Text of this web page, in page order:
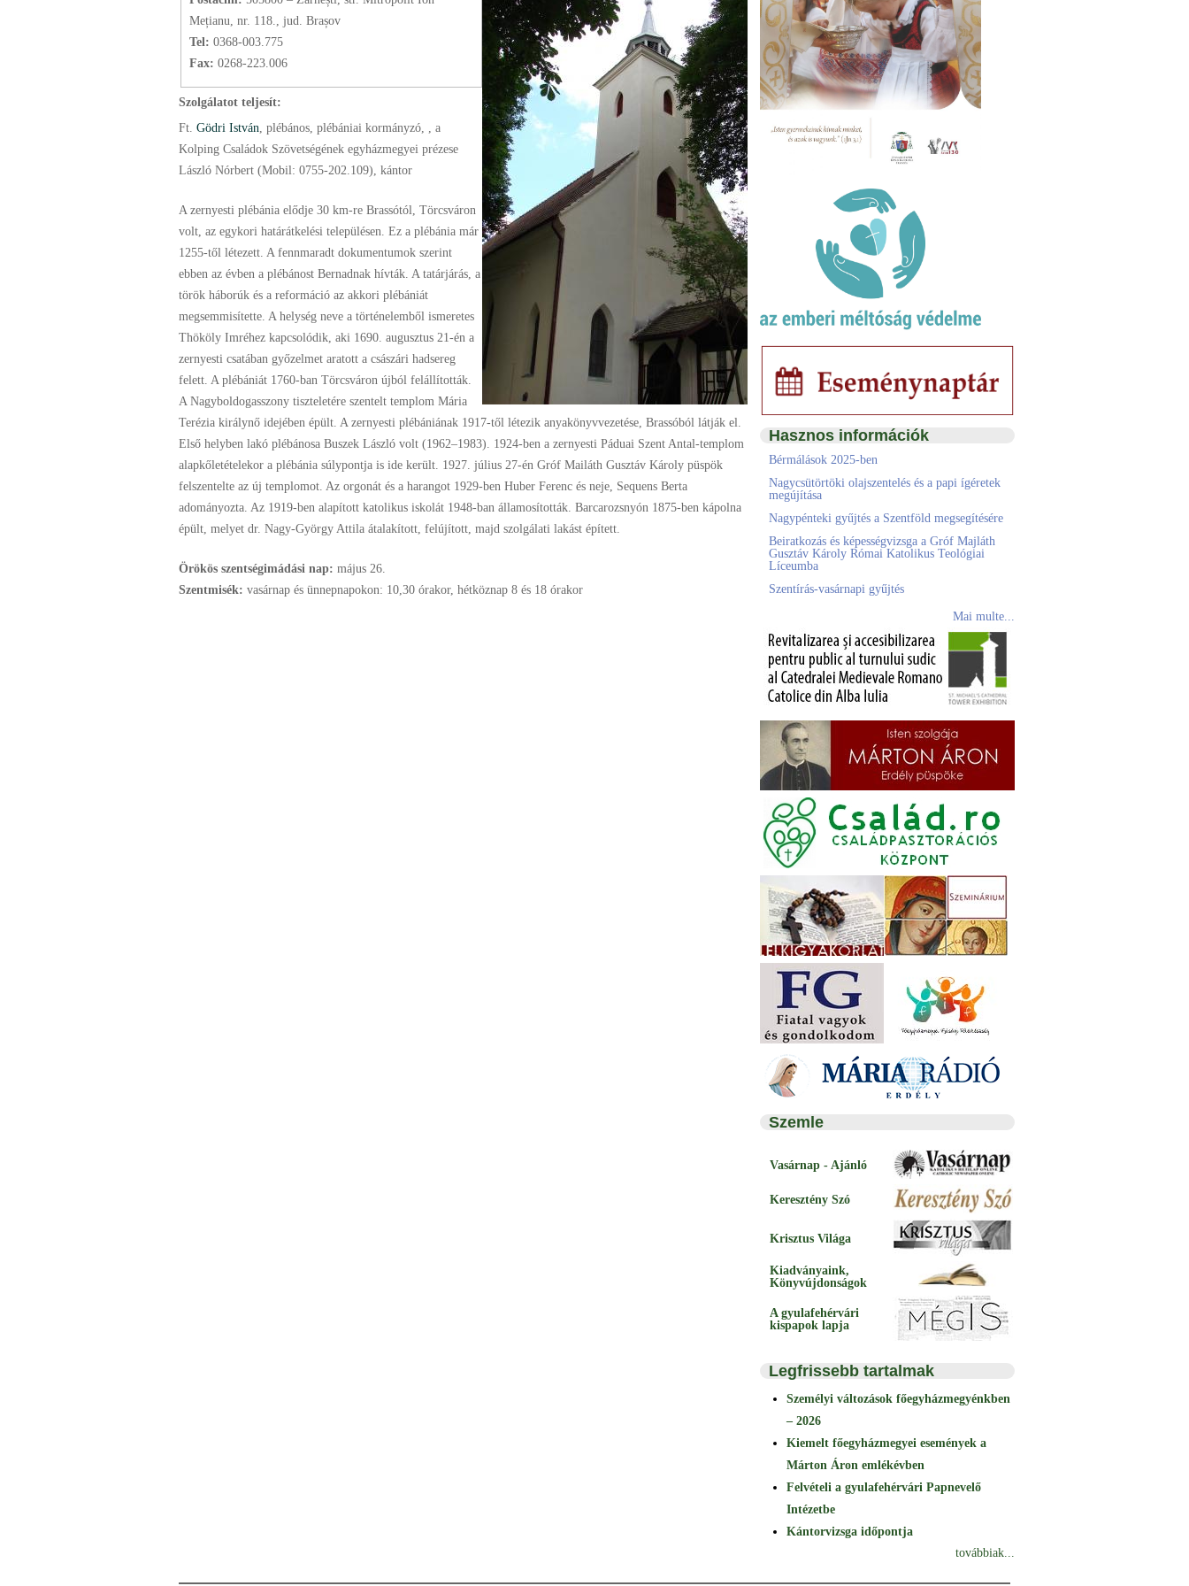
Mețianu, nr. 118., jud. Brașov
Tel: 0368-003.775
Fax: 0268-223.006
Szolgálatot teljesít:
Ft. Gödri István , plébános , plébániai kormányzó , , a
Kolping Családok Szövetségének egyházmegyei prézese
László Nórbert (Mobil: 0755-202.109), kántor
A zernyesti plébánia elődje 30 km-re Brassótól, Törcsváron
volt, az egykori határátkelési településen. Ez a plébánia már
1255-től létezett. A fennmaradt dokumentumok szerint
ebben az évben a plébánost Bernadnak hívták. A tatárjárás, a
török háborúk és a reformáció az akkori plébániát
megsemmisítette. A helység neve a történelemből ismeretes
Thököly Imréhez kapcsolódik, aki 1690. augusztus 21-én a
zernyesti csatában győzelmet aratott a császári hadsereg
felett. A plébániát 1760-ban Törcsváron újból felállították.
A Nagyboldogasszony tiszteletére szentelt templom Mária
Terézia királynő idejében épült. A zernyesti plébániának 1917-től létezik anyakönyvvezetése, Brassóból látják el.
Első helyben lakó plébánosa Buszek László volt (1962–1983). 1924-ben a zernyesti Páduai Szent Antal-templom
alapkőletételekor a plébánia súlypontja is ide került. 1927. július 27-én Gróf Mailáth Gusztáv Károly püspök
felszentelte az új templomot. Az orgonát és a harangot 1929-ben Huber Ferenc és neje, Sequens Berta
adományozta. Az 1919-ben alapított katolikus iskolát 1948-ban államosították. Barcarozsnyón 1875-ben kápolna
épült, melyet dr. Nagy-György Attila átalakított, felújított, majd szolgálati lakást épített.
Örökös szentségimádási nap: május 26.
Szentmisék: vasárnap és ünnepnapokon: 10,30 órakor, hétköznap 8 és 18 órakor
Hasznos információk
Bérmálások 2025-ben
Nagycsütörtöki olajszentelés és a papi ígéretek
megújítása
Nagypénteki gyűjtés a Szentföld megsegítésére
Beiratkozás és képességvizsga a Gróf Majláth
Gusztáv Károly Római Katolikus Teológiai
Líceumba
Szentírás-vasárnapi gyűjtés
Mai multe...
Szemle
Vasárnap - Ajánló
Keresztény Szó
Krisztus Világa
Kiadványaink,
Könyvújdonságok
A gyulafehérvári
kispapok lapja
Legfrissebb tartalmak
Személyi változások főegyházmegyénkben
– 2026
Kiemelt főegyházmegyei események a
Márton Áron emlékévben
Felvételi a gyulafehérvári Papnevelő
Intézetbe
Kántorvizsga időpontja
továbbiak...